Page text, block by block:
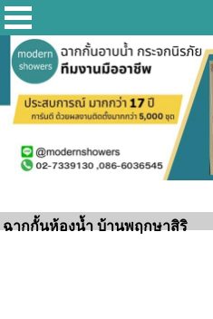
ฉากกั้นห้องน้ำ บ้านพฤกษาสิริ